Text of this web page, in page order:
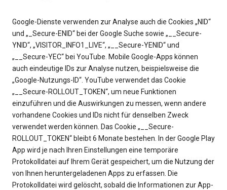
Google-Dienste verwenden zur Analyse auch die Cookies „NID“
und „_Secure-ENID“ bei der Google Suche sowie „__Secure-
YNID“, „VISITOR_INFO1_LIVE“, „__Secure-YENID“ und
„__Secure-YEC“ bei YouTube. Mobile Google-Apps können
auch eindeutige IDs zur Analyse nutzen, beispielsweise die
„Google-Nutzungs-ID“. YouTube verwendet das Cookie
„__Secure-ROLLOUT_TOKEN“, um neue Funktionen
einzuführen und die Auswirkungen zu messen, wenn andere
vorhandene Cookies und IDs nicht für denselben Zweck
verwendet werden können. Das Cookie „__Secure-
ROLLOUT_TOKEN“ bleibt 6 Monate bestehen. In der Google Play
App wird je nach Ihren Einstellungen eine temporäre
Protokolldatei auf Ihrem Gerät gespeichert, um die Nutzung der
von Ihnen heruntergeladenen Apps zu erfassen. Die
Protokolldatei wird gelöscht, sobald die Informationen zur App-